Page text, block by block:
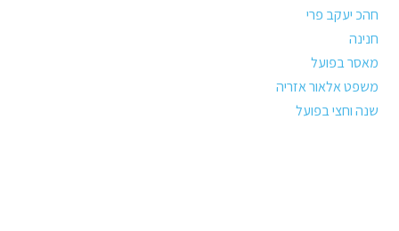
חהכ יעקב פרי
חנינה
מאסר בפועל
משפט אלאור אזריה
שנה וחצי בפועל